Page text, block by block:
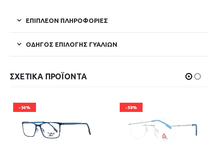
ΕΠΙΠΛΈΟΝ ΠΛΗΡΟΦΟΡΊΕΣ
ΟΔΗΓΌΣ ΕΠΙΛΟΓΉΣ ΓΥΑΛΙΏΝ
ΣΧΕΤΙΚΆ ΠΡΟΪΌΝΤΑ
-36% -58%